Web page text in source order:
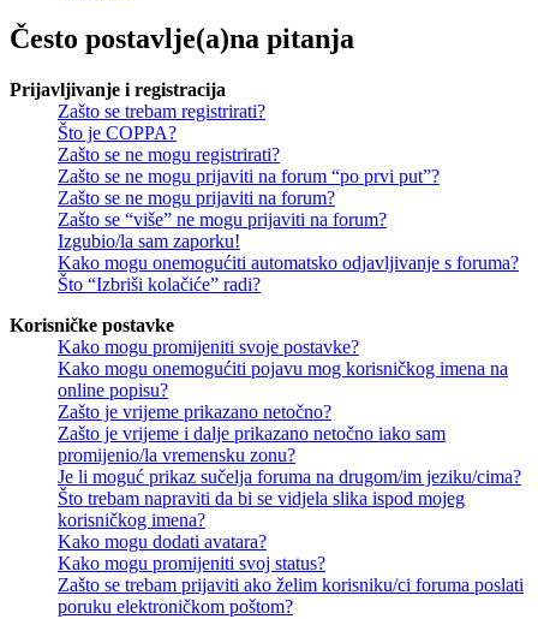
Često postavlje(a)na pitanja
Prijavljivanje i registracija
Zašto se trebam registrirati?
Što je COPPA?
Zašto se ne mogu registrirati?
Zašto se ne mogu prijaviti na forum “po prvi put”?
Zašto se ne mogu prijaviti na forum?
Zašto se “više” ne mogu prijaviti na forum?
Izgubio/la sam zaporku!
Kako mogu onemogućiti automatsko odjavljivanje s foruma?
Što “Izbriši kolačiće” radi?
Korisničke postavke
Kako mogu promijeniti svoje postavke?
Kako mogu onemogućiti pojavu mog korisničkog imena na
online popisu?
Zašto je vrijeme prikazano netočno?
Zašto je vrijeme i dalje prikazano netočno iako sam
promijenio/la vremensku zonu?
Je li moguć prikaz sučelja foruma na drugom/im jeziku/cima?
Što trebam napraviti da bi se vidjela slika ispod mojeg
korisničkog imena?
Kako mogu dodati avatara?
Kako mogu promijeniti svoj status?
Zašto se trebam prijaviti ako želim korisniku/ci foruma poslati
poruku elektroničkom poštom?